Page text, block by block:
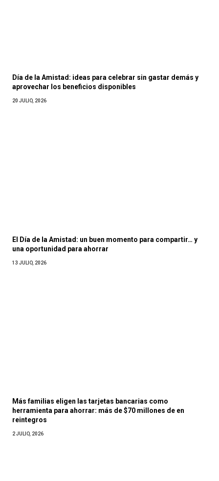
Día de la Amistad: ideas para celebrar sin gastar demás y
aprovechar los beneficios disponibles
20 JULIO, 2026
El Día de la Amistad: un buen momento para compartir… y
una oportunidad para ahorrar
13 JULIO, 2026
Más familias eligen las tarjetas bancarias como
herramienta para ahorrar: más de $70 millones de en
reintegros
2 JULIO, 2026